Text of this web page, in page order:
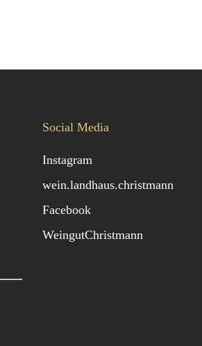
Social Media
Instagram
wein.landhaus.christmann
Facebook
WeingutChristmann